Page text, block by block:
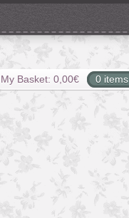
My Basket: 0,00€ 0 items